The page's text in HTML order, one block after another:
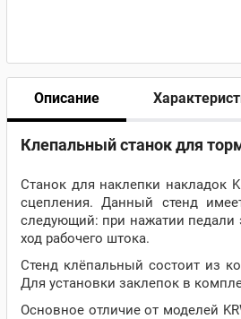
Описание
Клепальный станок для
Станок для наклепки накладок
сцепления. Данный стенд
следующий: при нажатии педали
ход рабочего штока.
Стенд клёпальный состоит из
Для установки заклепок в
Основное отличие от моделей